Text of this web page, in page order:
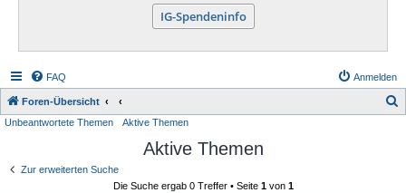
IG-Spendeninfo
FAQ Anmelden
Foren-Übersicht
Unbeantwortete Themen Aktive Themen
Aktive Themen
Zur erweiterten Suche
Die Suche ergab 0 Treffer • Seite 1von 1